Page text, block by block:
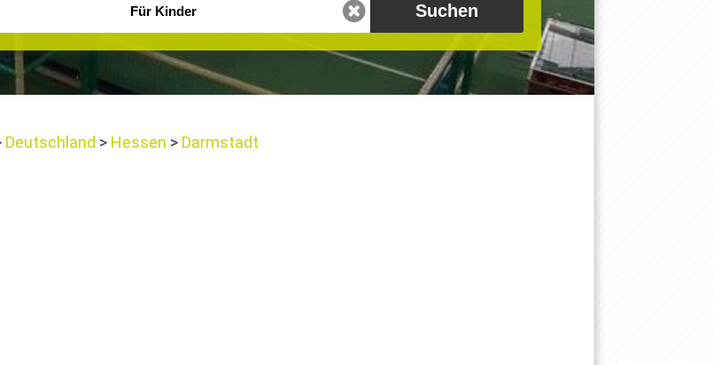
Deutschland Hessen Darmstadt